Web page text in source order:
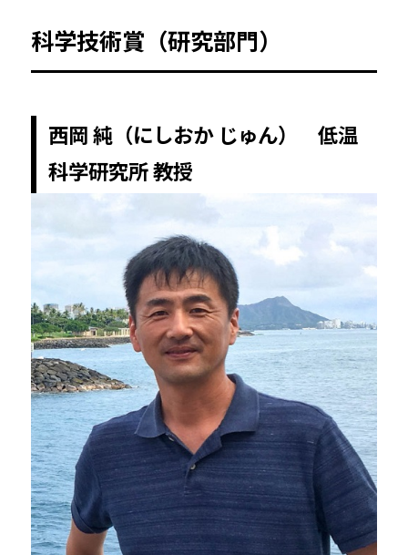
工学
科学技術賞（研究部門）
西岡 純（にしおか じゅん） 低温
科学研究所 教授